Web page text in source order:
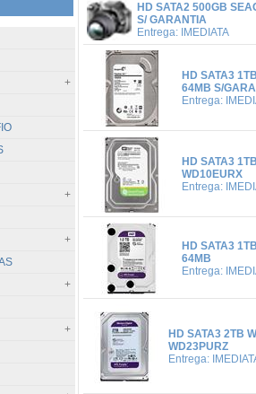
HD SATA2 500GB
S/ GARANTIA
Entrega: IMEDIATA
HD SATA3
64MB S/
Entrega:
HD SATA3
WD10EURX
Entrega:
HD SATA3
64MB
Entrega:
HD SATA3 2TB
WD23PURZ
Entrega: